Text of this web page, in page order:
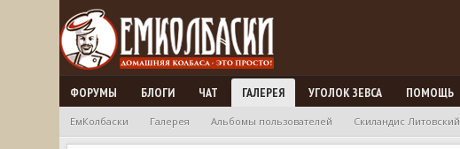
ФОРУМЫ БЛОГИ ЧАТ ГАЛЕРЕЯ УГОЛОК ЗЕВСА ПОМОЩЬ
ЕмКолбаски Галерея Альбомы пользователей Скиландис Литовский